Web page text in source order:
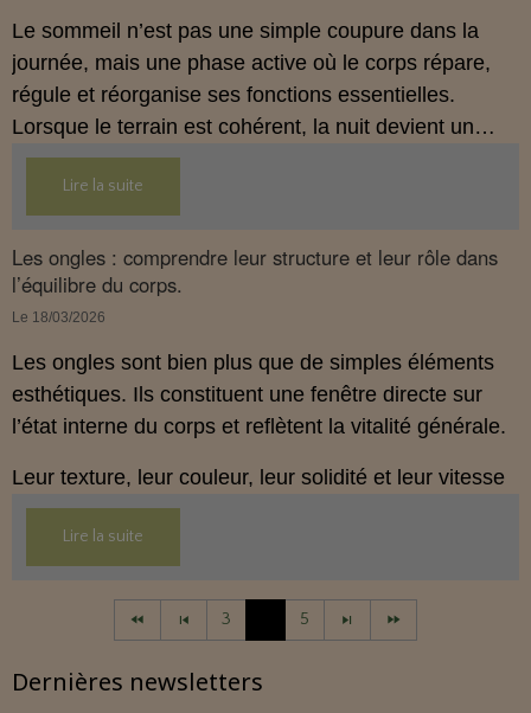
Le sommeil n’est pas une simple coupure dans la
journée, mais une phase active où le corps répare,
régule et réorganise ses fonctions essentielles.
Lorsque le terrain est cohérent, la nuit devient un
véritable espace de restauration naturelle, au service
du bien-être global. Cet article montre comment
l’anamnèse et la synthèse par le logiciel
VOGOT(licence FREE, gratuite), permettent
d’ajuster l’hygiène de vie, en particulier alimentaire,
pour soutenir en profondeur le travail nocturne de
l’organisme.
Lire la suite
Les ongles : comprendre leur structure et leur rôle dans
l’équilibre du corps.
Le 18/03/2026
Les ongles sont bien plus que de simples éléments
esthétiques. Ils constituent une fenêtre directe sur
l’état interne du corps et reflètent la vitalité générale.
Leur texture, leur couleur, leur solidité et leur vitesse
de pousse fournissent des informations précieuses
sur l’alimentation, la circulation, l’hydratation et la
gestion du stress.
Les observer régulièrement permet d’agir en
l’organisme.
Lire la suite
3 5
Dernières newsletters